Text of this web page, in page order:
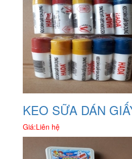
KEO SỮA DÁN
Giá:Liên hệ